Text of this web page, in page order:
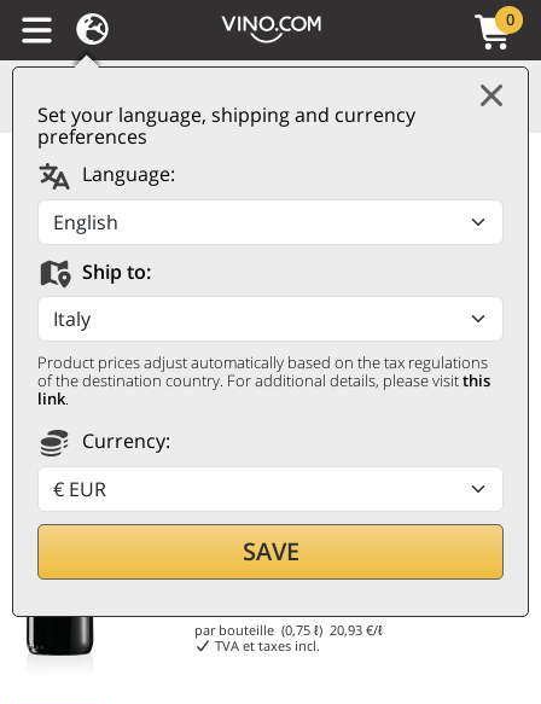
Set your language, shipping and currency
preferences
Language:
Ship to:
Product prices adjust automatically based on the tax regulations
of the destination country. For additional details, please visitthis
link.
Currency:
SAVE
0
Rosso di Montalcino
DOC 2023 Leonardo da
Vinci
LEONARDO DA VINCI
0,75 ℓ
15,70€
par bouteille (0,75 ℓ)20,93 €/ℓ
TVA et taxes incl.